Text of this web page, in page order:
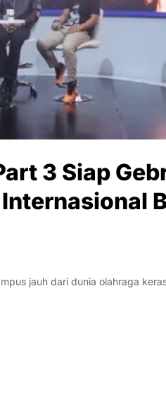
3 Siap
jauh dari dunia olahraga